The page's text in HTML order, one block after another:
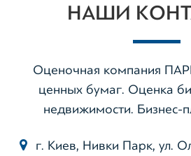
НАШИ
Оценочная компания
ценных бумаг. Оценка
недвижимости. Бизнес-
г. Киев, Нивки Парк, ул.